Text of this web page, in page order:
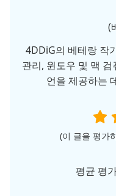
(
4DDiG의 베테랑 작
관리, 윈도우 및 맥
언을 제공하는
(이 글을 평가
평균 평